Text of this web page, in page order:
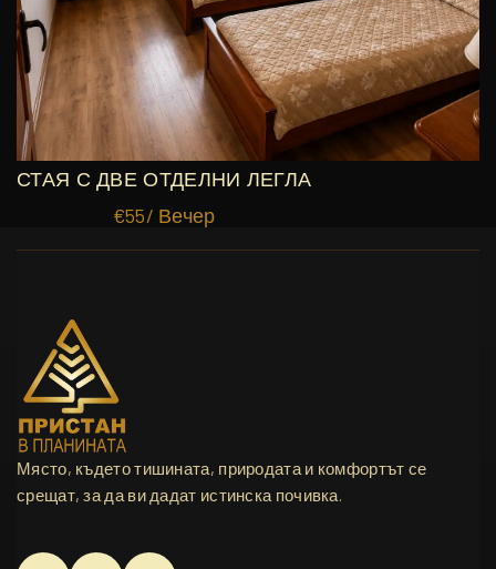
СТАЯ С ДВЕ ОТДЕЛНИ ЛЕГЛА
€55/ Вечер
Място, където тишината, природата и комфортът се
срещат, за да ви дадат истинска почивка.